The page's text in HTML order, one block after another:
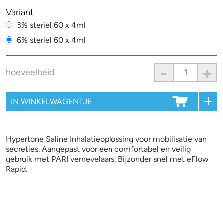
Variant
3% steriel 60 x 4ml
6% steriel 60 x 4ml
hoeveelheid - +
Hypertone Saline Inhalatieoplossing voor mobilisatie van
secreties. Aangepast voor een comfortabel en veilig
gebruik met PARI vernevelaars. Bijzonder snel met eFlow
Rapid.